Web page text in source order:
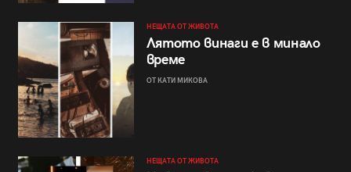
НЕЩАТА ОТ ЖИВОТА
Лятото винаги е в минало
време
ОТ КАТИ МИКОВА
НЕЩАТА ОТ ЖИВОТА